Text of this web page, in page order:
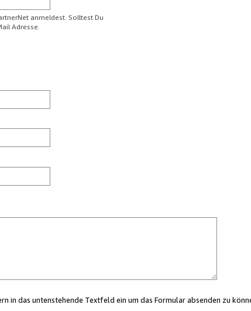
anmeldest. Solltest Du
Adresse.
in das untenstehende Textfeld ein um das Formular absenden zu